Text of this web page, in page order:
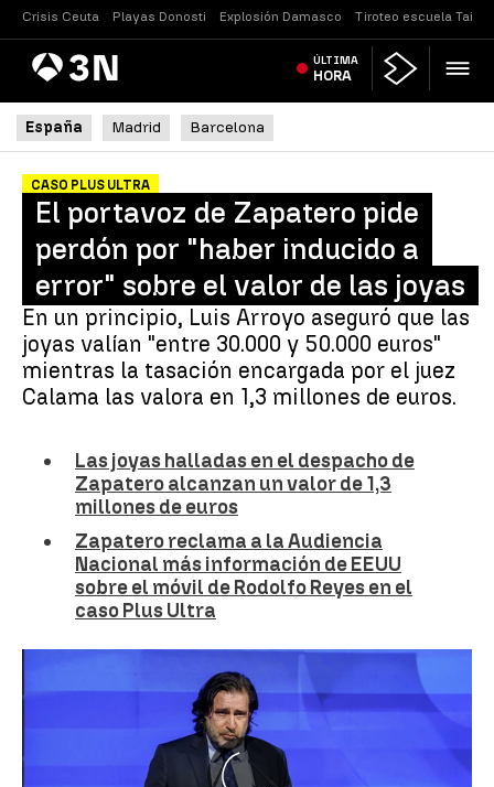
Crisis Ceuta Playas Donosti Explosión Damasco Tiroteo escuela
AntenaNoticias ÚLTIMA
HORA
España Madrid Barcelona
CASO PLUS ULTRA
El portavoz de Zapatero pide
perdón por "haber inducido a
error" sobre el valor de las joyas
En un principio, Luis Arroyo aseguró que las
joyas valían "entre 30.000 y 50.000 euros"
mientras la tasación encargada por el juez
Calama las valora en 1,3 millones de euros.
Las joyas halladas en el despacho de
Zapatero alcanzan un valor de 1,3
millones de euros
Zapatero reclama a la Audiencia
Nacional más información de EEUU
sobre el móvil de Rodolfo Reyes en el
caso Plus Ultra